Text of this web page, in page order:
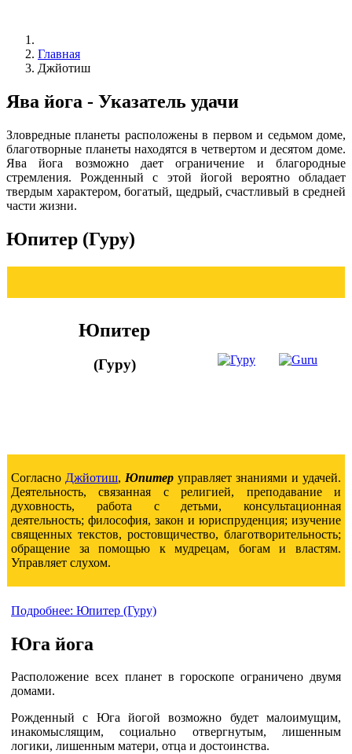
Главная
Джйотиш
Ява йога - Указатель удачи
Зловредные планеты расположены в первом и седьмом доме,
благотворные планеты находятся в четвертом и десятом доме.
Ява йога возможно дает ограничение и благородные
стремления. Рожденный с этой йогой вероятно обладает
твердым характером, богатый, щедрый, счастливый в средней
части жизни.
Юпитер (Гуру)
Юпитер
(Гуру)
Согласно Джйотиш, Юпитер управляет знаниями и удачей.
Деятельность, связанная с религией, преподавание и
духовность, работа с детьми, консультационная
деятельность; философия, закон и юриспруденция; изучение
священных текстов, ростовщичество, благотворительность;
обращение за помощью к мудрецам, богам и властям.
Управляет слухом.
Подробнее: Юпитер (Гуру)
Юга йога
Расположение всех планет в гороскопе ограничено двумя
домами.
Рожденный с Юга йогой возможно будет малоимущим,
инакомыслящим, социально отвергнутым, лишенным
логики, лишенным матери, отца и достоинства.